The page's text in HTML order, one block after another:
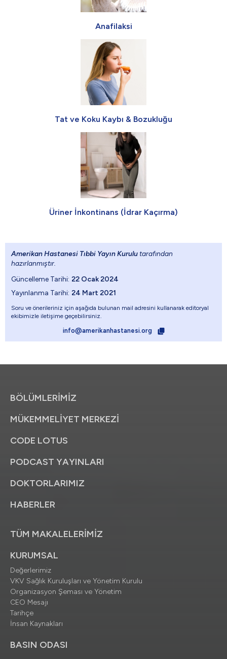
Anafilaksi
Tat ve Koku Kaybı & Bozukluğu
Üriner İnkontinans (İdrar Kaçırma)
Amerikan Hastanesi Tıbbi Yayın Kurulu tarafından
hazırlanmıştır.
Güncelleme Tarihi: 22 Ocak 2024
Yayınlanma Tarihi: 24 Mart 2021
Soru ve önerileriniz için aşağıda bulunan mail adresini kullanarak editoryal
ekibimizle iletişime geçebilirsiniz.
info@amerikanhastanesi.org
BÖLÜMLERİMİZ
MÜKEMMELİYET MERKEZİ
CODE LOTUS
PODCAST YAYINLARI
DOKTORLARIMIZ
HABERLER
TÜM MAKALELERİMİZ
KURUMSAL
Değerlerimiz
VKV Sağlık Kuruluşları ve Yönetim Kurulu
Organizasyon Şeması ve Yönetim
CEO Mesajı
Tarihçe
İnsan Kaynakları
BASIN ODASI